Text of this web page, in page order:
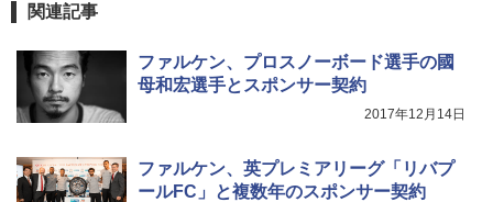
関連記事
ファルケン、プロスノーボード選手の國
母和宏選手とスポンサー契約
2017年12月14日
ファルケン、英プレミアリーグ「リバプ
ールFC」と複数年のスポンサー契約